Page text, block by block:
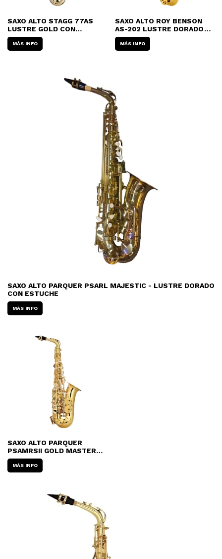
SAXO ALTO STAGG 77AS
LUSTRE GOLD CON
ESTUCHE
MÁS INFO
SAXO ALTO ROY BENSON
AS-202 LUSTRE DORADO
CON ESTUCHE
MÁS INFO
SAXO ALTO PARQUER PSARL MAJESTIC - LUSTRE DORADO
CON ESTUCHE
MÁS INFO
SAXO ALTO PARQUER
PSAMRSII GOLD MASTER
SERIES II - LUSTRE
DORADO CON ESTUCHE
MÁS INFO